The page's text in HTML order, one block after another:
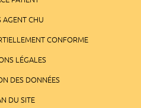
AGENT CHU
CONFORME
LÉGALES
DES DONNÉES
DU SITE